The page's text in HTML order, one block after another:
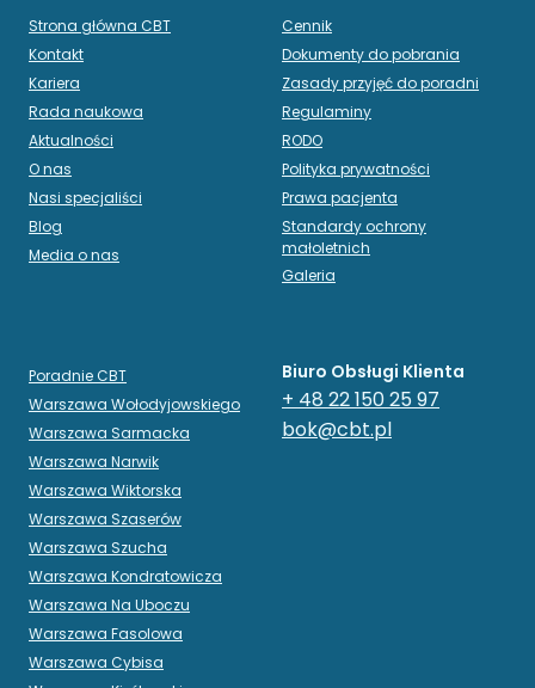
Strona główna CBT
Kontakt
Kariera
Rada naukowa
Aktualności
O nas
Nasi specjaliści
Blog
Media o nas
Poradnie CBT
Warszawa Wołodyjowskiego
Warszawa Sarmacka
Warszawa Narwik
Warszawa Wiktorska
Warszawa Szaserów
Warszawa Szucha
Warszawa Kondratowicza
Warszawa Na Uboczu
Warszawa Fasolowa
Warszawa Cybisa
Cennik
Dokumenty do pobrania
Zasady przyjęć do poradni
Regulaminy
RODO
Polityka prywatności
Prawa pacjenta
Standardy ochrony
małoletnich
Galeria
Biuro Obsługi Klienta
+ 48 22 150 25 97
bok@cbt.pl